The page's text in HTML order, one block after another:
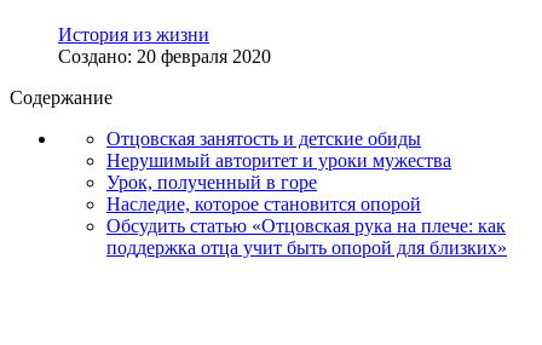
История из жизни
Создано: 20 февраля 2020
Содержание
Отцовская занятость и детские обиды
Нерушимый авторитет и уроки мужества
Урок, полученный в горе
Наследие, которое становится опорой
Обсудить статью «Отцовская рука на плече: как
поддержка отца учит быть опорой для близких»